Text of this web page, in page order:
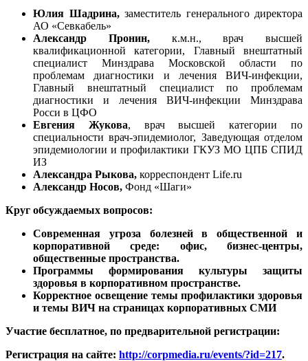
Юлия Шадрина,заместитель генерального директора
АО «Севкабель»
Александр Пронин, к.м.н., врач высшей
квалификационной категории, Главный внештатный
специалист Минздрава Московской области по
проблемам диагностики и лечения ВИЧ-инфекции,
Главный внештатный специалист по проблемам
диагностики и лечения ВИЧ-инфекции Минздрава
Росси в ЦФО
Евгения Жукова, врач высшей категории по
специальности врач-эпидемиолог, Заведующая отделом
эпидемиологии и профилактики ГКУЗ МО ЦПБ СПИД
ИЗ
Александра Рыкова, корреспондент Life.ru
Александр Носов, Фонд «Шаги»
Круг обсуждаемых вопросов:
Современная угроза болезней в общественной и
корпоративной среде: офис, бизнес-центры,
общественные пространства.
Программы формирования культуры защиты
здоровья в корпоративном пространстве.
Корректное освещение темы профилактики здоровья
и темы ВИЧ на страницах корпоративных СМИ
Участие бесплатное, по предварительной регистрации:
Регистрация на сайте: http://corpmedia.ru/events/?id=217.